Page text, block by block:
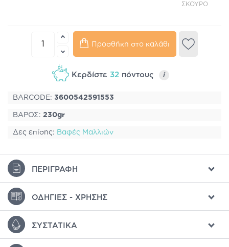
ΣΚΟΎΡΟ
Προσθήκη στο καλάθι
Κερδίστε 32 πόντους i
BARCODE: 3600542591553
ΒΑΡΟΣ: 230gr
Δες επίσης: Βαφές Μαλλιών
ΠΕΡΙΓΡΑΦΉ
ΟΔΗΓΊΕΣ - ΧΡΉΣΗΣ
ΣΥΣΤΑΤΙΚΆ